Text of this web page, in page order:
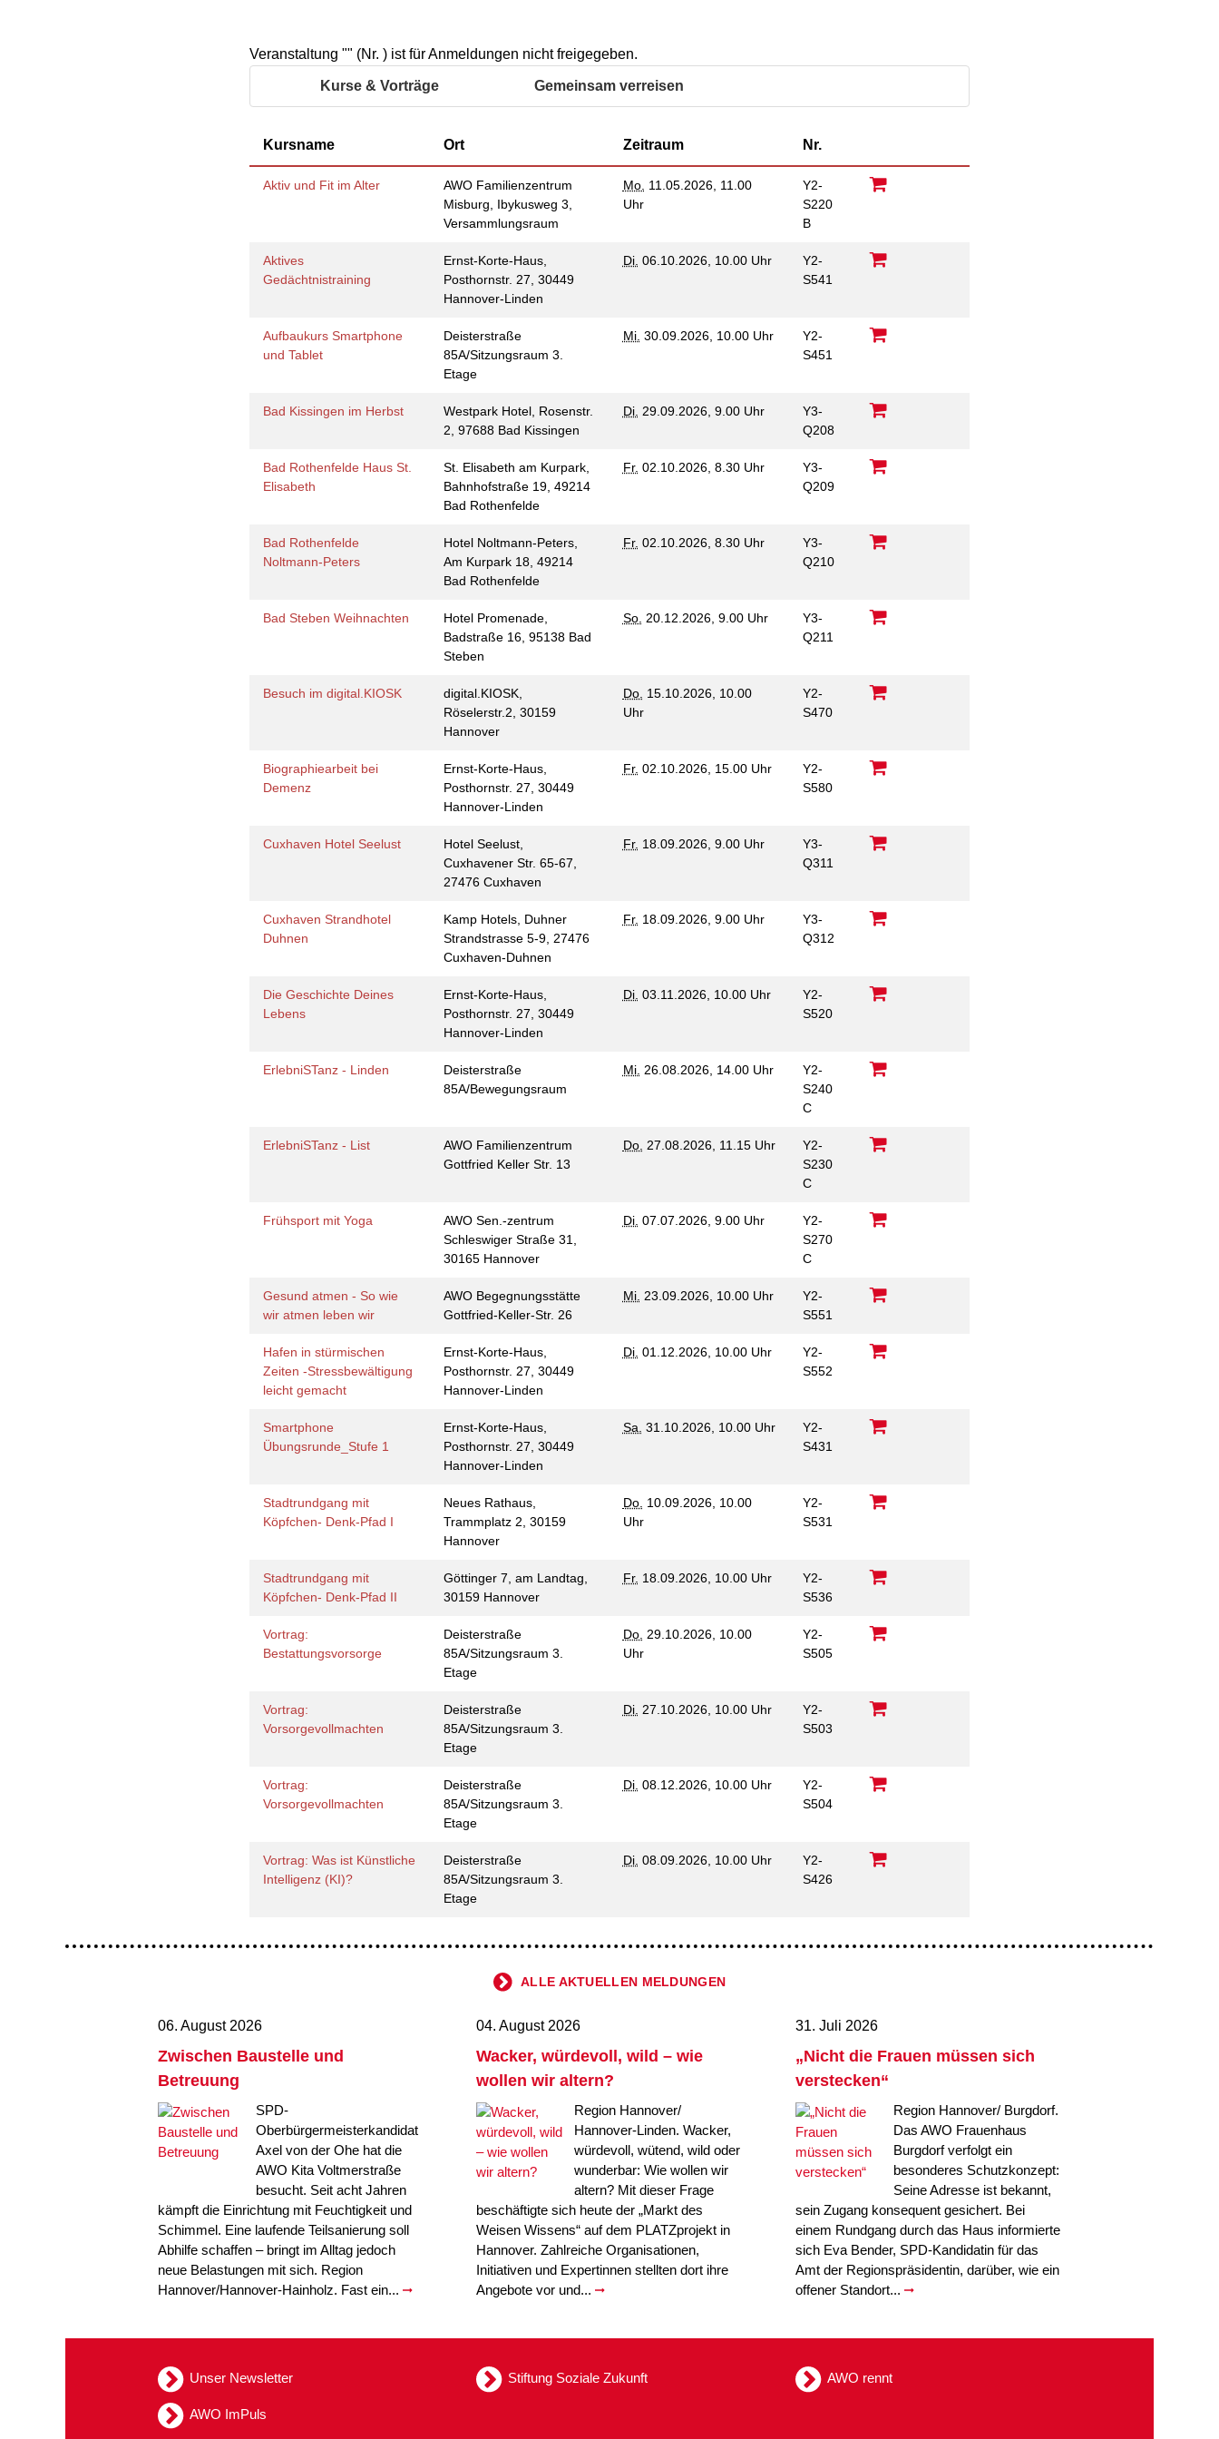
Wohnen
Beratung für Frauen bei
häuslicher Gewalt
Frauenhaus in der
Schwangeren- und
Kommunikation und
Teilhabe
Ältere Menschen
Veranstaltung "" (Nr. ) ist für Anmeldungen nicht freigegeben.
Kurse & Vorträge Gemeinsam verreisen
Kursname Ort Zeitraum Nr.
Aktiv und Fit im Alter
AWO Familienzentrum
Misburg, Ibykusweg 3,
Versammlungsraum
Mo. 11.05.2026, 11.00
Uhr
Y2-
S220
B
Aktives
Gedächtnistraining
Ernst-Korte-Haus,
Posthornstr. 27, 30449
Hannover-Linden
Di. 06.10.2026, 10.00 Uhr
Y2-
S541
Aufbaukurs Smartphone
und Tablet
Deisterstraße
85A/Sitzungsraum 3.
Etage
Mi. 30.09.2026, 10.00 Uhr
Y2-
S451
Bad Kissingen im Herbst
Westpark Hotel, Rosenstr.
2, 97688 Bad Kissingen
Di. 29.09.2026, 9.00 Uhr
Y3-
Q208
Bad Rothenfelde Haus St.
Elisabeth
St. Elisabeth am Kurpark,
Bahnhofstraße 19, 49214
Bad Rothenfelde
Fr. 02.10.2026, 8.30 Uhr
Y3-
Q209
Bad Rothenfelde
Noltmann-Peters
Hotel Noltmann-Peters,
Am Kurpark 18, 49214
Bad Rothenfelde
Fr. 02.10.2026, 8.30 Uhr
Y3-
Q210
Bad Steben Weihnachten
Hotel Promenade,
Badstraße 16, 95138 Bad
Steben
So. 20.12.2026, 9.00 Uhr
Y3-
Q211
Besuch im digital.KIOSK
digital.KIOSK,
Röselerstr.2, 30159
Hannover
Do. 15.10.2026, 10.00
Uhr
Y2-
S470
Biographiearbeit bei
Demenz
Ernst-Korte-Haus,
Posthornstr. 27, 30449
Hannover-Linden
Fr. 02.10.2026, 15.00 Uhr
Y2-
S580
Cuxhaven Hotel Seelust
Hotel Seelust,
Cuxhavener Str. 65-67,
27476 Cuxhaven
Fr. 18.09.2026, 9.00 Uhr
Y3-
Q311
Cuxhaven Strandhotel
Duhnen
Kamp Hotels, Duhner
Strandstrasse 5-9, 27476
Cuxhaven-Duhnen
Fr. 18.09.2026, 9.00 Uhr
Y3-
Q312
Die Geschichte Deines
Lebens
Ernst-Korte-Haus,
Posthornstr. 27, 30449
Hannover-Linden
Di. 03.11.2026, 10.00 Uhr
Y2-
S520
ErlebniSTanz - Linden
Deisterstraße
85A/Bewegungsraum
Mi. 26.08.2026, 14.00 Uhr
Y2-
S240
C
ErlebniSTanz - List
AWO Familienzentrum
Gottfried Keller Str. 13
Do. 27.08.2026, 11.15 Uhr
Y2-
S230
C
Frühsport mit Yoga
AWO Sen.-zentrum
Schleswiger Straße 31,
30165 Hannover
Di. 07.07.2026, 9.00 Uhr
Y2-
S270
C
Gesund atmen - So wie
wir atmen leben wir
AWO Begegnungsstätte
Gottfried-Keller-Str. 26
Mi. 23.09.2026, 10.00 Uhr
Y2-
S551
Hafen in stürmischen
Zeiten -Stressbewältigung
leicht gemacht
Ernst-Korte-Haus,
Posthornstr. 27, 30449
Hannover-Linden
Di. 01.12.2026, 10.00 Uhr
Y2-
S552
Smartphone
Übungsrunde_Stufe 1
Ernst-Korte-Haus,
Posthornstr. 27, 30449
Hannover-Linden
Sa. 31.10.2026, 10.00 Uhr
Y2-
S431
Stadtrundgang mit
Köpfchen- Denk-Pfad I
Neues Rathaus,
Trammplatz 2, 30159
Hannover
Do. 10.09.2026, 10.00
Uhr
Y2-
S531
Stadtrundgang mit
Köpfchen- Denk-Pfad II
Göttinger 7, am Landtag,
30159 Hannover
Fr. 18.09.2026, 10.00 Uhr
Y2-
S536
Vortrag:
Bestattungsvorsorge
Deisterstraße
85A/Sitzungsraum 3.
Etage
Do. 29.10.2026, 10.00
Uhr
Y2-
S505
Vortrag:
Vorsorgevollmachten
Deisterstraße
85A/Sitzungsraum 3.
Etage
Di. 27.10.2026, 10.00 Uhr
Y2-
S503
Vortrag:
Vorsorgevollmachten
Deisterstraße
85A/Sitzungsraum 3.
Etage
Di. 08.12.2026, 10.00 Uhr
Y2-
S504
Vortrag: Was ist Künstliche
Intelligenz (KI)?
Deisterstraße
85A/Sitzungsraum 3.
Etage
Di. 08.09.2026, 10.00 Uhr
Y2-
S426
ALLE AKTUELLEN MELDUNGEN
06. August 2026
Zwischen Baustelle und
Betreuung
SPD-
Oberbürgermeisterkandidat
Axel von der Ohe hat die
AWO Kita Voltmerstraße
besucht. Seit acht Jahren
kämpft die Einrichtung mit Feuchtigkeit und
Schimmel. Eine laufende Teilsanierung soll
Abhilfe schaffen – bringt im Alltag jedoch
neue Belastungen mit sich. Region
Hannover/Hannover-Hainholz. Fast ein...
04. August 2026
Wacker, würdevoll, wild – wie
wollen wir altern?
Region Hannover/
Hannover-Linden. Wacker,
würdevoll, wütend, wild oder
wunderbar: Wie wollen wir
altern? Mit dieser Frage
beschäftigte sich heute der „Markt des
Weisen Wissens“ auf dem PLATZprojekt in
Hannover. Zahlreiche Organisationen,
Initiativen und Expertinnen stellten dort ihre
Angebote vor und...
31. Juli 2026
„Nicht die Frauen müssen sich
verstecken“
Region Hannover/ Burgdorf.
Das AWO Frauenhaus
Burgdorf verfolgt ein
besonderes Schutzkonzept:
Seine Adresse ist bekannt,
sein Zugang konsequent gesichert. Bei
einem Rundgang durch das Haus informierte
sich Eva Bender, SPD-Kandidatin für das
Amt der Regionspräsidentin, darüber, wie ein
offener Standort...
Unser Newsletter Stiftung Soziale Zukunft AWO rennt
AWO ImPuls